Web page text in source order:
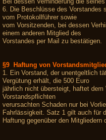
6. Die Beschlüsse des Vorstandes
vom Protokollführer sowie
vom Vorsitzenden, bei dessen
einem anderen Mitglied des
Vorstandes per Mail zu bestätigen.
§9 Haftung von
1. Ein Vorstand, der unentgeltlich
Vergütung erhält, die 500 Euro
jährlich nicht übersteigt, haftet dem
Vorstandspflichten
verursachten Schaden nur bei
Fahrlässigkeit. Satz 1 gilt auch für
Haftung gegenüber den Mitgliedern